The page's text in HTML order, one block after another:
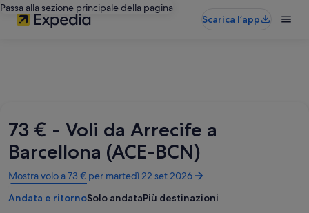
Passa alla sezione principale della pagina
Scarica l’app
73 € - Voli da Arrecife a
Barcellona (ACE-BCN)
Mostra volo a 73 € per martedì 22 set 2026
Apertura
in
un’altra
Andata e ritornoSolo andataPiù destinazioni